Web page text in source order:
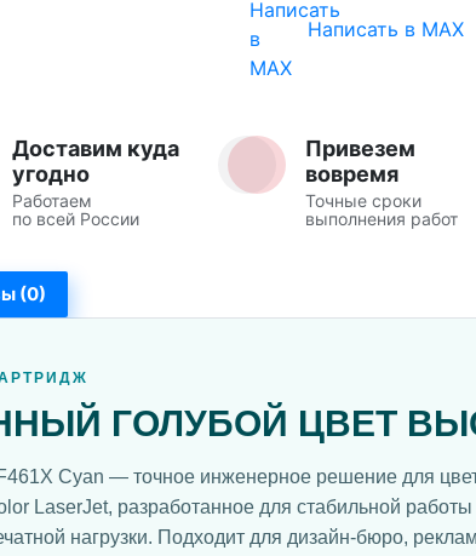
Написать в MAX
Доставим куда
угодно
Работаем
по всей России
Привезем
вовремя
Точные сроки
выполнения работ
(0)
ГОЛУБОЙ ЦВЕТ
Cyan — точное инженерное решение для
LaserJet, разработанное для стабильной работы
нагрузки. Подходит для дизайн-бюро,